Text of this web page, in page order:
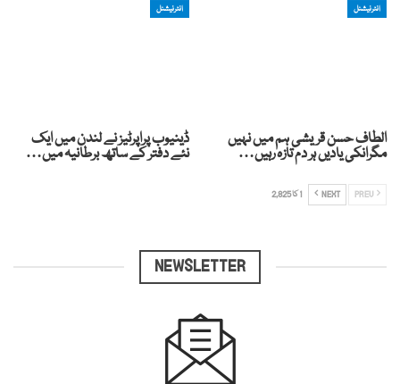
انٹرنیشنل
الطاف حسن قریشی ہم میں نہیں
مگرانکی یادیں ہر دم تازہ رہیں…
انٹرنیشنل
ڈینیوب پراپرٹیز نے لندن میں ایک
نئے دفتر کے ساتھ برطانیہ میں…
NEXT 1 کا 2,825
NEWSLETTER